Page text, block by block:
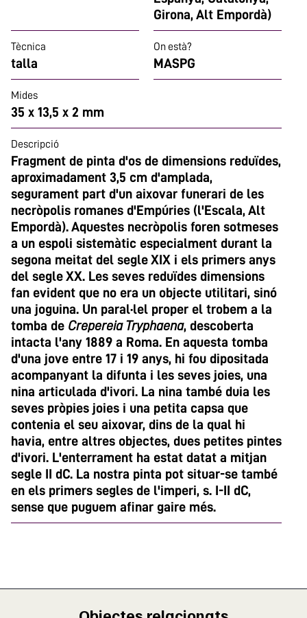
Girona, Alt Empordà)
Tècnica
talla
On està?
MASPG
Mides
35 x 13,5 x 2 mm
Descripció
Fragment de pinta d'os de dimensions reduïdes,
aproximadament 3,5 cm d'amplada,
segurament part d'un aixovar funerari de les
necròpolis romanes d'Empúries (l'Escala, Alt
Empordà). Aquestes necròpolis foren sotmeses
a un espoli sistemàtic especialment durant la
segona meitat del segle XIX i els primers anys
del segle XX. Les seves reduïdes dimensions
fan evident que no era un objecte utilitari, sinó
una joguina. Un paral·lel proper el trobem a la
tomba de Crepereia Tryphaena, descoberta
intacta l'any 1889 a Roma. En aquesta tomba
d'una jove entre 17 i 19 anys, hi fou dipositada
acompanyant la difunta i les seves joies, una
nina articulada d'ivori. La nina també duia les
seves pròpies joies i una petita capsa que
contenia el seu aixovar, dins de la qual hi
havia, entre altres objectes, dues petites pintes
d'ivori. L'enterrament ha estat datat a mitjan
segle II dC. La nostra pinta pot situar-se també
en els primers segles de l'imperi, s. I-II dC,
sense que puguem afinar gaire més.